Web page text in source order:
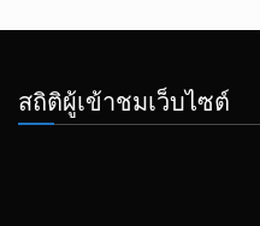
สถิติผู้เข้าชมเว็บไซต์